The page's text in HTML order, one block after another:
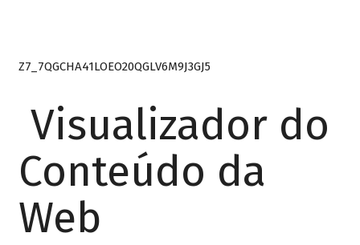
Z7_7QGCHA41LOEO20QGLV6M9J3GJ5
Visualizador do
Conteúdo da
Web